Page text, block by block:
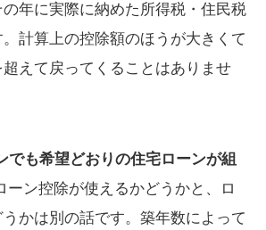
年に実際に納めた所得税・住民税
計算上の控除額のほうが大きくて
えて戻ってくることはありませ
でも希望どおりの住宅ローンが組
ーン控除が使えるかどうかと、ロ
かは別の話です。築年数によって